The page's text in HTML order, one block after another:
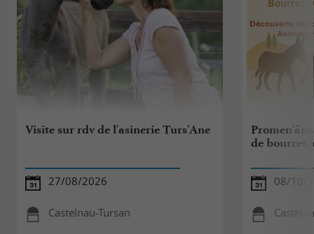
Visite sur rdv de l'asinerie Turs'Ane
27/08/2026
Castelnau-Tursan
de bourret,
08/10/